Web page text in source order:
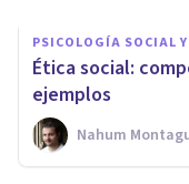
PSICOLOGÍA SOCIAL
Ética social:
ejemplos
Nahum